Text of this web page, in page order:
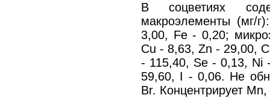
В соцветиях
макроэлементы
3,00, Fe - 0,20;
Cu - 8,63, Zn - 29,00,
- 115,40, Se - 0,13,
59,60, I - 0,06. He
Br. Концентрирует